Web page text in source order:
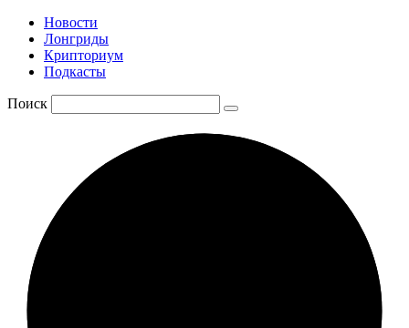
Новости
Лонгриды
Крипториум
Подкасты
Поиск